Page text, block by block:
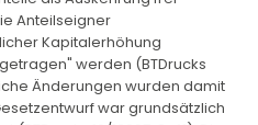
Anteilseigner
Kapitalerhöhung
werden (BTDrucks
Änderungen wurden damit
war grundsätzlich